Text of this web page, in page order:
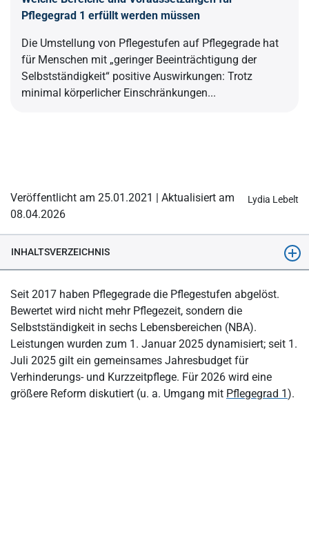
Pflegegrad 1 erfüllt werden müssen
Die Umstellung von Pflegestufen auf Pflegegrade hat
für Menschen mit „geringer Beeinträchtigung der
Selbstständigkeit“ positive Auswirkungen: Trotz
minimal körperlicher Einschränkungen...
Veröffentlicht am 25.01.2021 | Aktualisiert am
08.04.2026
Lydia Lebelt
INHALTSVERZEICHNIS
Die 5 Pflegegrade im Überblick
Für die Praxisplanung 2026 gilt
PDL-Aufgaben im NBA-System
Wie beantragt man einen Pflegegrad?
Seit 2017 haben Pflegegrade die Pflegestufen abgelöst.
Bewertet wird nicht mehr Pflegezeit, sondern die
Selbstständigkeit in sechs Lebensbereichen (NBA).
Leistungen wurden zum 1. Januar 2025 dynamisiert; seit 1.
Juli 2025 gilt ein gemeinsames Jahresbudget für
Verhinderungs- und Kurzzeitpflege. Für 2026 wird eine
größere Reform diskutiert (u. a. Umgang mit Pflegegrad 1 ).